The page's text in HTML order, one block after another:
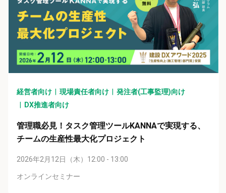
経営者向け 現場責任者向け
発注者(工事監理)向け
DX推進者向け
管理職必見！タスク管理ツールKANNAで実現する、
チームの生産性最大化プロジェクト
2026年2月12日（木）12:00 - 13:00
オンラインセミナー